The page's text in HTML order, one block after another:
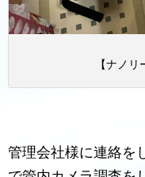
【ナノ
管理会社様に連絡を